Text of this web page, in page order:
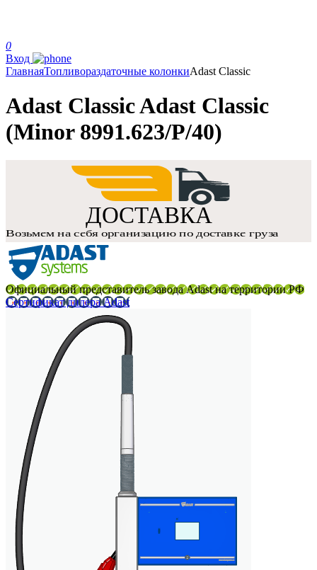
0
Вход
ГлавнаяТопливораздаточные колонкиAdast Classic
Adast Classic Adast Classic
(Minor 8991.623/P/40)
Официальный представитель завода Adast на территории РФ
Сертификат дилера Adast